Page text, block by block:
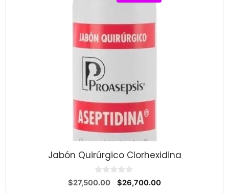
Jabón Quirúrgico Clorhexidina
0
d
$27,500.00
El
$26,700.00El